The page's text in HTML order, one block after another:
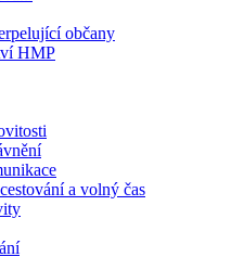
občany
HMP
a volný čas